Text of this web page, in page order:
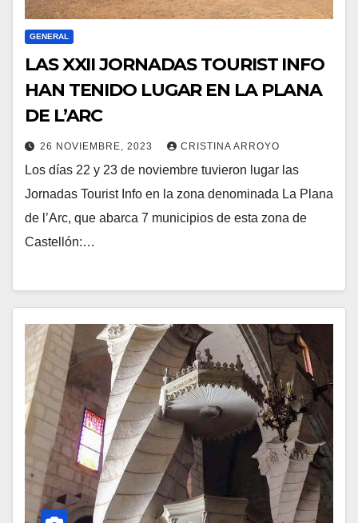
GENERAL
LAS XXII JORNADAS TOURIST INFO
HAN TENIDO LUGAR EN LA PLANA
DE L’ARC
26 NOVIEMBRE, 2023 CRISTINA ARROYO
Los días 22 y 23 de noviembre tuvieron lugar las
Jornadas Tourist Info en la zona denominada La Plana
de l’Arc, que abarca 7 municipios de esta zona de
Castellón:…